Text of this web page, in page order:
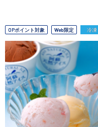
OPポイント対象 Web限定 冷凍